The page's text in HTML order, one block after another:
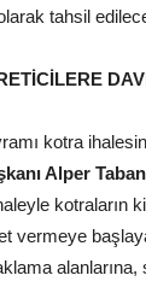
tahsil
kotra
Alper Taban
kotraların
vermeye